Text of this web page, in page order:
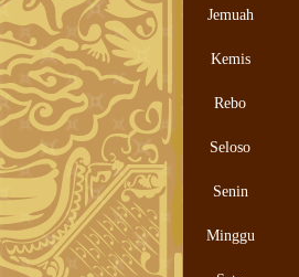
Jemuah
Kemis
Rebo
Seloso
Senin
Minggu